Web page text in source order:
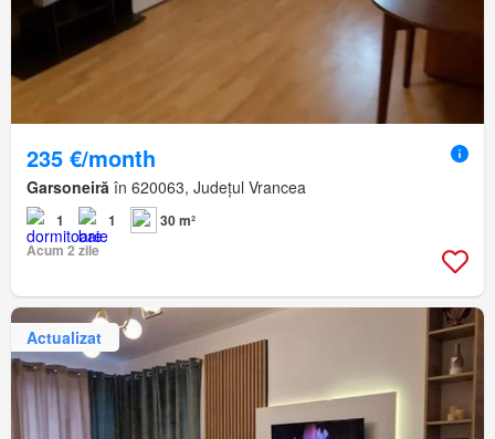
235 €/month
Garsoneiră în 620063, Județul Vrancea
1 1
30 m²
Acum 2 zile
Actualizat